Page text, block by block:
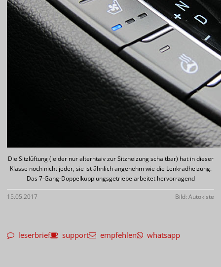
Die Sitzlüftung (leider nur alterntaiv zur Sitzheizung schaltbar) hat in dieser
Klasse noch nicht jeder, sie ist ähnlich angenehm wie die Lenkradheizung.
Das 7-Gang-Doppelkupplungsgetriebe arbeitet hervorragend
15.05.2017 Bild: Autokiste
leserbrief support empfehlen whatsapp